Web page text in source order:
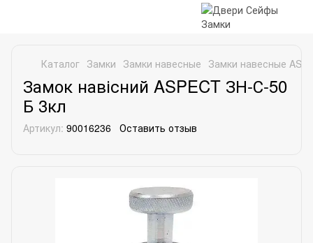
Каталог Замки Замки навесные Замки навесные
Замок навісний ASPECT ЗН-С-50
Б 3кл
Артикул: 90016236 Оставить отзыв